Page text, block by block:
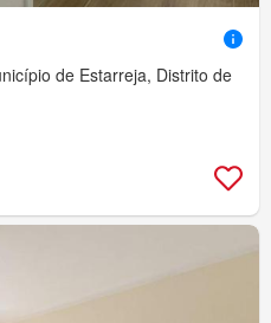
de Estarreja, Distrito de